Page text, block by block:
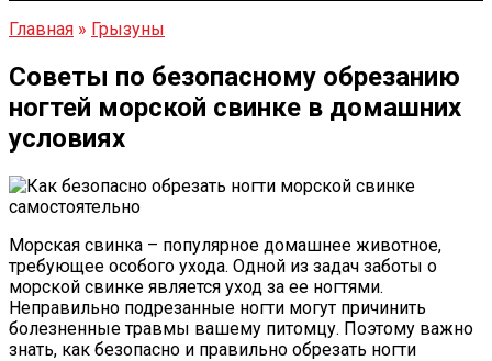
Главная » Грызуны
Советы по безопасному обрезанию
ногтей морской свинке в домашних
условиях
Морская свинка – популярное домашнее животное,
требующее особого ухода. Одной из задач заботы о
морской свинке является уход за ее ногтями.
Неправильно подрезанные ногти могут причинить
болезненные травмы вашему питомцу. Поэтому важно
знать, как безопасно и правильно обрезать ногти